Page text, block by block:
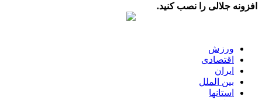
افزونه جلالی را نصب کنید.
ورزش
اقتصادی
ایران
بین الملل
استانها